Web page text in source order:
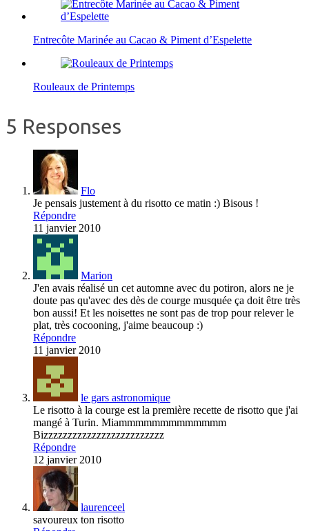
Entrecôte Marinée au Cacao & Piment d’Espelette
Rouleaux de Printemps
5 Responses
Flo
Je pensais justement à du risotto ce matin :) Bisous !
Répondre
11 janvier 2010
Marion
J'en avais réalisé un cet automne avec du potiron, alors ne je
doute pas qu'avec des dès de courge musquée ça doit être très
bon aussi! Et les noisettes ne sont pas de trop pour relever le
plat, très cocooning, j'aime beaucoup :)
Répondre
11 janvier 2010
le gars astronomique
Le risotto à la courge est la première recette de risotto que j'ai
mangé à Turin. Miammmmmmmmmmmmm
Bizzzzzzzzzzzzzzzzzzzzzzzzz
Répondre
12 janvier 2010
laurenceel
savoureux ton risotto